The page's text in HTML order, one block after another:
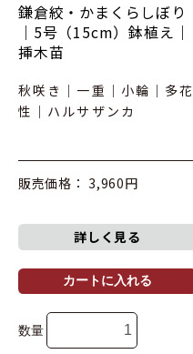
鎌倉絞・かまくらしぼり
｜5号（15cm）鉢植え｜
挿木苗
秋咲き｜一重｜小輪｜多花
性｜ハルサザンカ
販売価格： 3,960円
詳しく見る
カートに入れる
数量